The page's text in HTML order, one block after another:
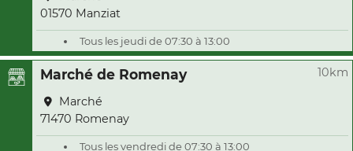
01570 Manziat
Tous les jeudi de 07:30 à 13:00
Marché de Romenay 10km
Marché
71470 Romenay
Tous les vendredi de 07:30 à 13:00